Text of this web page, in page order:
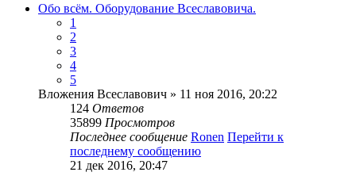
Обо всём. Оборудование Всеславовича.
1
2
3
4
5
Вложения Всеславович » 11 ноя 2016, 20:22
124 Ответов
35899 Просмотров
Последнее сообщение Ronen Перейти к
последнему сообщению
21 дек 2016, 20:47